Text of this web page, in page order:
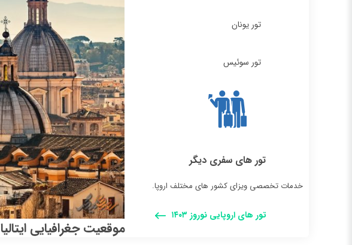
تور یونان
تور سوئیس
تور های سفری دیگر
خدمات تخصصی ویزای کشور های مختلف اروپا.
تور های اروپایی نوروز ۱۴۰۳
موقعیت جغرافیایی ایتالیا